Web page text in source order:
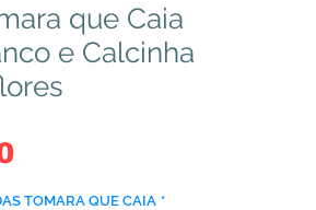
que Caia
e Calcinha
Preço
TOMARA QUE CAIA *